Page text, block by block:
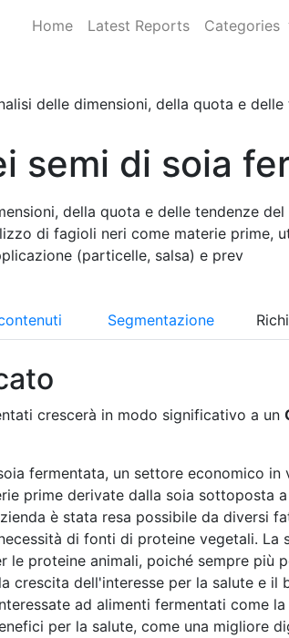
Home Latest Reports Categories
delle dimensioni, della quota e
semi di soia
della quota e delle tendenze
di fagioli neri come materie prime,
(particelle, salsa) e prev
Segmentazione
crescerà in modo significativo a un
fermentata, un settore economico in
prime derivate dalla soia sottoposta
è stata resa possibile da diversi
di fonti di proteine vegetali. La
proteine animali, poiché sempre più
crescita dell'interesse per la salute e il
ad alimenti fermentati come
per la salute, come una migliore